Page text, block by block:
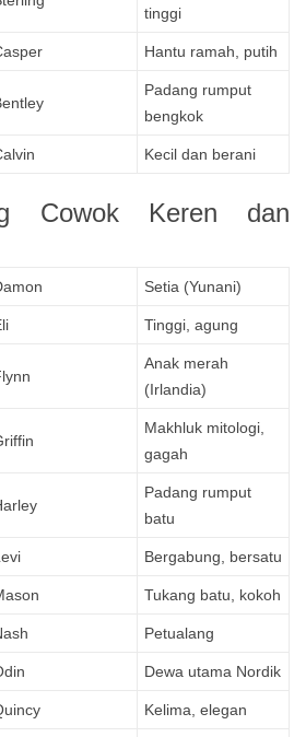
tinggi
Hantu ramah, putih
Padang rumput
bengkok
Kecil dan berani
Cowok Keren dan
Setia (Yunani)
Tinggi, agung
Anak merah
(Irlandia)
Makhluk mitologi,
gagah
Padang rumput
batu
Bergabung, bersatu
Tukang batu, kokoh
Petualang
Dewa utama Nordik
Kelima, elegan